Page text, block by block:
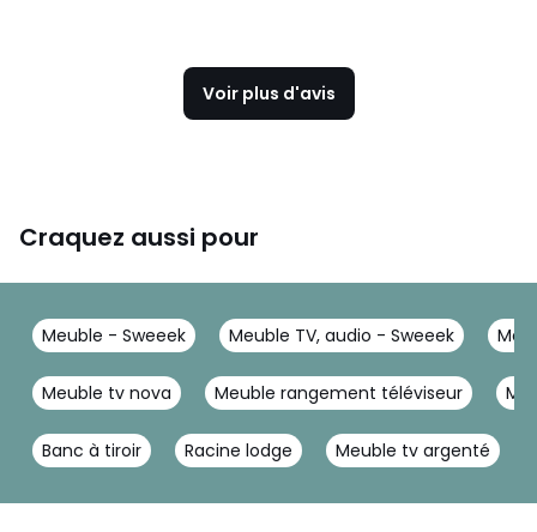
Voir plus d'avis
Craquez aussi pour
Meuble - Sweeek Meuble TV, audio - Sweeek
Meuble tv nova Meuble rangement téléviseur
Banc à tiroir Racine lodge Meuble tv argenté